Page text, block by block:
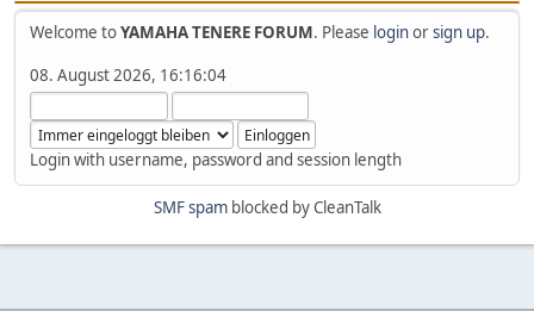
Welcome toYAMAHA TENERE FORUM. Please loginorsign up.
08. August 2026, 16:16:04
Login with username, password and session length
SMF spamblocked by CleanTalk